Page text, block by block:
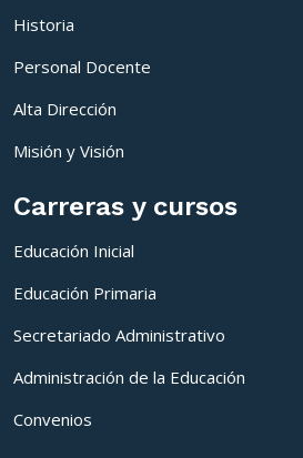
Historia
Personal Docente
Alta Dirección
Misión y Visión
Carreras y cursos
Educación Inicial
Educación Primaria
Secretariado Administrativo
Administración de la Educación
Convenios